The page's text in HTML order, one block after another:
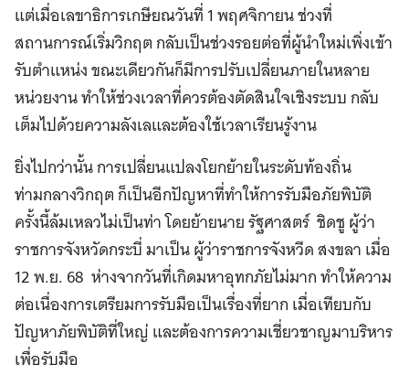
แต่เมื่อเลขาธิการเกษียณวันที่ 1 พฤศจิกายน ช่วงที่
สถานการณ์เริ่มวิกฤต กลับเป็นช่วงรอยต่อที่ผู้นำใหม่เพิ่งเข้า
รับตำแหน่ง ขณะเดียวกันก็มีการปรับเปลี่ยนภายในหลาย
หน่วยงาน ทำให้ช่วงเวลาที่ควรต้องตัดสินใจเชิงระบบ กลับ
เต็มไปด้วยความลังเลและต้องใช้เวลาเรียนรู้งาน
ยิ่งไปกว่านั้น การเปลี่ยนแปลงโยกย้ายในระดับท้องถิ่น
ท่ามกลางวิกฤต ก็เป็นอีกปัญหาที่ทำให้การรับมือภัยพิบัติ
ครั้งนี้ล้มเหลวไม่เป็นท่า โดยย้ายนาย รัฐศาสตร์ ชิดชู ผู้ว่า
ราชการจังหวัดกระบี่ มาเป็น ผู้ว่าราชการจังหวีด สงขลา เมื่อ
12 พ.ย. 68 ห่างจากวันที่เกิดมหาอุทกภัยไม่มาก ทำให้ความ
ต่อเนื่องการเตรียมการรับมือเป็นเรื่องที่ยาก เมื่อเทียบกับ
ปัญหาภัยพิบัติที่ใหญ่ และต้องการความเชี่ยวชาญมาบริหาร
เพื่อรับมือ